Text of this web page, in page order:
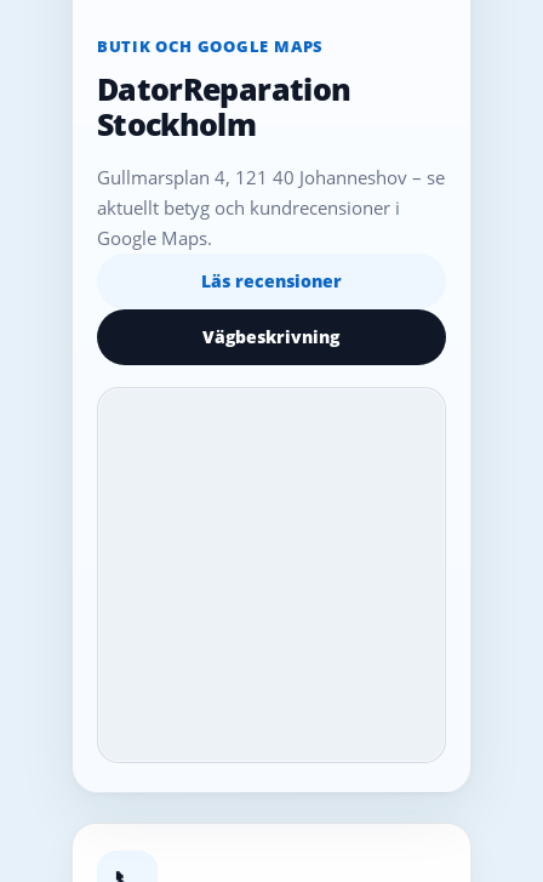
BUTIK OCH GOOGLE MAPS
DatorReparation
Stockholm
Gullmarsplan 4, 121 40 Johanneshov – se
aktuellt betyg och kundrecensioner i
Google Maps.
Läs recensioner
Vägbeskrivning